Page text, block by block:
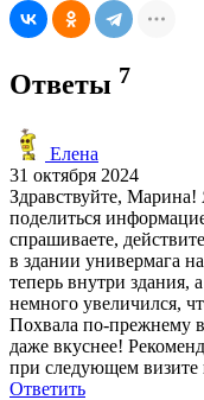
Ответы 7
Елена
31 октября 2024
Здравствуйте,
поделиться
спрашиваете,
в здании универмага
теперь внутри здания,
немного увеличился,
Похвала по-прежнему в
даже вкуснее!
при следующем визите
Ответить